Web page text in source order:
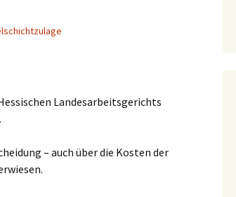
Landesarbeitsgerichts
– auch über die Kosten der